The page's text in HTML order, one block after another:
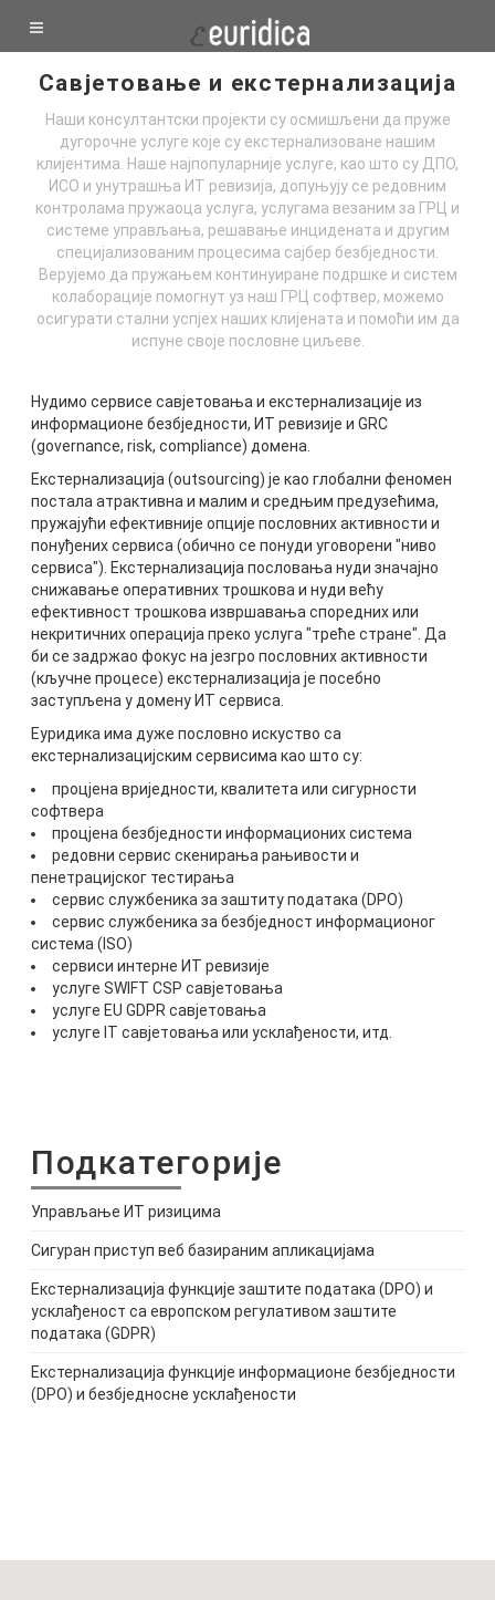
Савјетовање и екстернализација
Наши консултантски пројекти су осмишљени да пруже
дугорочне услуге које су екстернализоване нашим
клијентима. Наше најпопуларније услуге, као што су ДПО,
ИСО и унутрашња ИТ ревизија, допуњују се редовним
контролама пружаоца услуга, услугама везаним за ГРЦ и
системе управљања, решавање инцидената и другим
специјализованим процесима сајбер безбједности.
Верујемо да пружањем континуиране подршке и систем
колаборације помогнут уз наш ГРЦ софтвер, можемо
осигурати стални успјех наших клијената и помоћи им да
испуне своје пословне циљеве.
Нудимо сервисе савјетовања и екстернализације из
информационе безбједности, ИТ ревизије и GRC
(governance, risk, compliance) домена.
Екстернализација (оutsourcing) је као глобални феномен
постала атрактивна и малим и средњим предузећима,
пружајући ефективније опције пословних активности и
понуђених сервиса (обично се понуди уговорени "ниво
сервиса"). Екстернализација пословања нуди значајно
снижавање оперативних трошкова и нуди већу
ефективност трошкова извршавања споредних или
некритичних операција преко услуга "треће стране". Да
би се задржао фокус на језгро пословних активности
(кључне процесе) екстернализација је посебно
заступљена у домену ИТ сервиса.
Еуридика има дуже пословно искуство са
екстернализацијским сервисима као што су:
процјена вриједности, квалитета или сигурности
софтвера
процјена безбједности информационих система
редовни сервис скенирања рањивости и
пенетрацијског тестирања
сервис службеника за заштиту података (DPO)
сервис службеника за безбједност информационог
система (ISO)
сервиси интерне ИТ ревизије
услуге SWIFT CSP савјетовања
услуге EU GDPR савјетовања
услуге IT савјетовања или усклађености, итд.
Подкатегорије
Управљање ИТ ризицима
Сигуран приступ веб базираним апликацијама
Екстернализација функције заштите података (DPO) и
усклађеност са европском регулативом заштите
података (GDPR)
Екстернализација функције информационе безбједности
(DPO) и безбједносне усклађености